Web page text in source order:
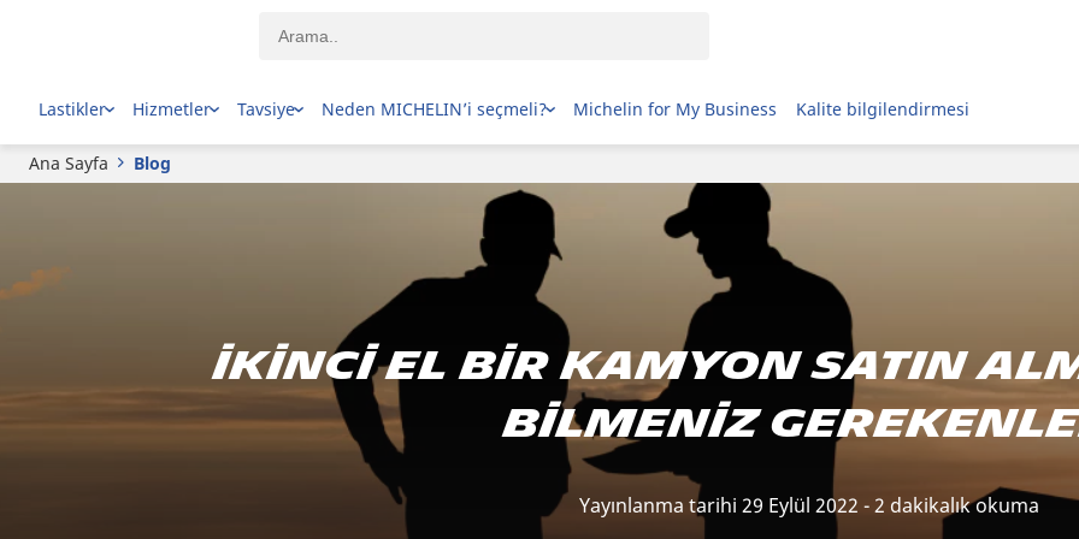
Lastikler Hizmetler Tavsiye Neden MICHELIN’i seçmeli? Michelin for My Business Kalite bilgilendirmesi
Ana Sayfa Blog
İkinci el bir kamyon satın
bilmeniz
Yayınlanma tarihi 29 Eylül 2022 - 2 dakikalık okuma